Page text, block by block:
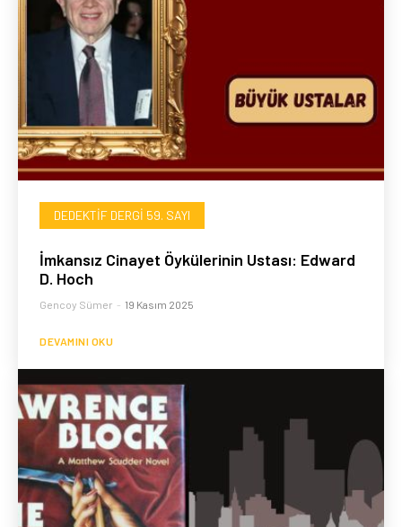
DEDEKTIF DERGI 59. SAYI
İmkansız Cinayet Öykülerinin Ustası: Edward
D. Hoch
Gencoy Sümer - 19 Kasım 2025
DEVAMINI OKU